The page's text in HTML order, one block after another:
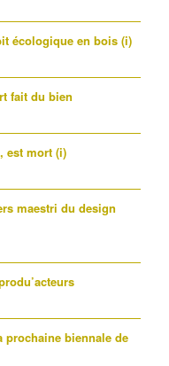
écologique en bois (i)
fait du bien
est mort (i)
maestri du design
prochaine biennale de